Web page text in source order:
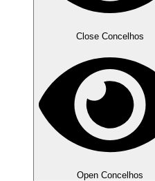
Close Concelhos
Open Concelhos